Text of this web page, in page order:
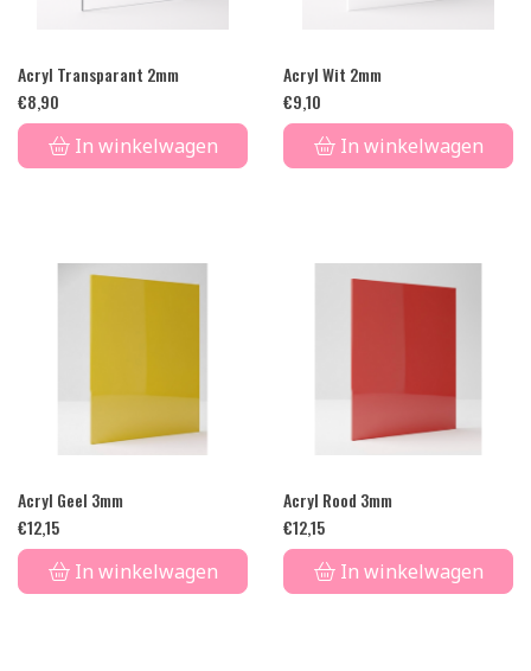
Acryl Transparant 2mm
€8,90
In winkelwagen
Acryl Wit 2mm
€9,10
In winkelwagen
Acryl Geel 3mm
€12,15
In winkelwagen
Acryl Rood 3mm
€12,15
In winkelwagen